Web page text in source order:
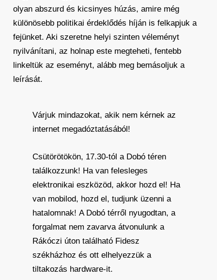
olyan abszurd és kicsinyes húzás, amire még
különösebb politikai érdeklődés híján is felkapjuk a
fejünket. Aki szeretne helyi szinten véleményt
nyilvánítani, az holnap este megteheti, fentebb
linkeltük az eseményt, alább meg bemásoljuk a
leírását.
Várjuk mindazokat, akik nem kérnek az
internet megadóztatásából!
Csütörötökön, 17.30-tól a Dobó téren
találkozzunk! Ha van felesleges
elektronikai eszközöd, akkor hozd el! Ha
van mobilod, hozd el, tudjunk üzenni a
hatalomnak! A Dobó térről nyugodtan, a
forgalmat nem zavarva átvonulunk a
Rákóczi úton található Fidesz
székházhoz és ott elhelyezzük a
tiltakozás hardware-it.